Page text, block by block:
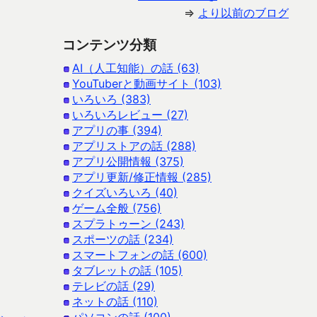
⇒ より以前のブログ
コンテンツ分類
AI（人工知能）の話 (63)
YouTuberと動画サイト (103)
いろいろ (383)
いろいろレビュー (27)
アプリの事 (394)
アプリストアの話 (288)
アプリ公開情報 (375)
アプリ更新/修正情報 (285)
クイズいろいろ (40)
ゲーム全般 (756)
スプラトゥーン (243)
スポーツの話 (234)
スマートフォンの話 (600)
タブレットの話 (105)
テレビの話 (29)
ネットの話 (110)